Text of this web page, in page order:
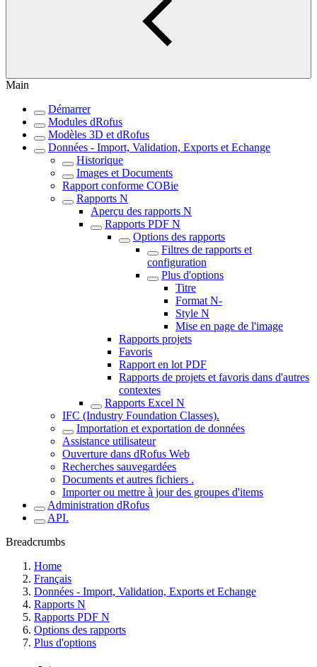
Main
Démarrer
Modules dRofus
Modèles 3D et dRofus
Données - Import, Validation, Exports et Echange
Historique
Images et Documents
Rapport conforme COBie
Rapports N
Aperçu des rapports N
Rapports PDF N
Options des rapports
Filtres de rapports et
configuration
Plus d'options
Titre
Format N-
Style N
Mise en page de l'image
Rapports projets
Favoris
Rapport en lot PDF
Rapports de projets et favoris dans d'autres
contextes
Rapports Excel N
IFC (Industry Foundation Classes).
Importation et exportation de données
Assistance utilisateur
Ouverture dans dRofus Web
Recherches sauvegardées
Documents et autres fichiers .
Importer ou mettre à jour des groupes d'items
Administration dRofus
API.
Breadcrumbs
Home
Français
Données - Import, Validation, Exports et Echange
Rapports N
Rapports PDF N
Options des rapports
Plus d'options